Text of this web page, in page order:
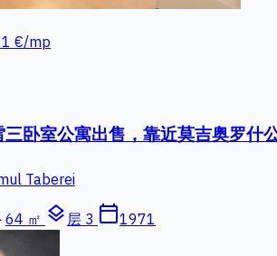
€/mp
三卧室公寓出售，靠近莫吉奥罗什
Taberei
64 ㎡ layers 层 3 calendar_today1971